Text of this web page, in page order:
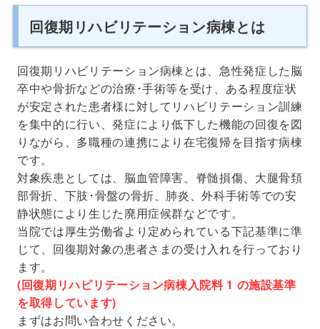
回復期リハビリテーション病棟とは
回復期リハビリテーション病棟とは、急性発症した脳
卒中や骨折などの治療･手術等を受け、ある程度症状
が安定された患者様に対してリハビリテーション訓練
を集中的に行い、発症により低下した機能の回復を図
りながら、多職種の連携により在宅復帰を目指す病棟
です。
対象疾患としては、脳血管障害、脊髄損傷、大腿骨頚
部骨折、下肢･骨盤の骨折、肺炎、外科手術等での安
静状態により生じた廃用症候群などです。
当院では厚生労働省より定められている下記基準に準
じて、回復期対象の患者さまの受け入れを行っており
ます。
(回復期リハビリテーション病棟入院料 1 の施設基準
を取得しています)
まずはお問い合わせください。